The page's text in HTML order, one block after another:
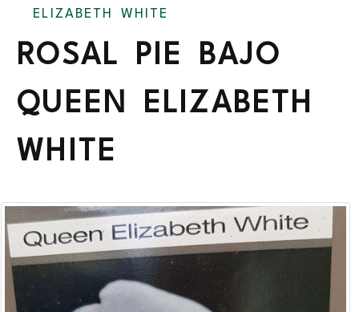
ELIZABETH WHITE
ROSAL PIE BAJO
QUEEN ELIZABETH
WHITE